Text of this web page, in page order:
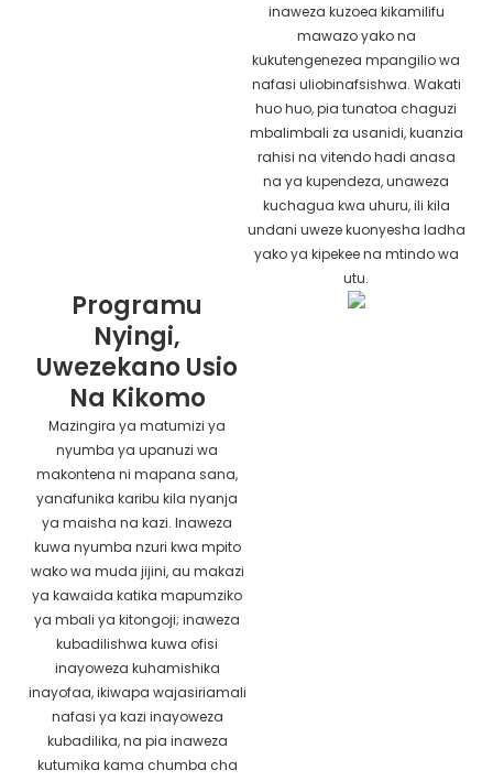
inaweza kuzoea kikamilifu
mawazo yako na
kukutengenezea mpangilio wa
nafasi uliobinafsishwa. Wakati
huo huo, pia tunatoa chaguzi
mbalimbali za usanidi, kuanzia
rahisi na vitendo hadi anasa
na ya kupendeza, unaweza
kuchagua kwa uhuru, ili kila
undani uweze kuonyesha ladha
yako ya kipekee na mtindo wa
utu.
Programu
Nyingi,
Uwezekano Usio
Na Kikomo
Mazingira ya matumizi ya
nyumba ya upanuzi wa
makontena ni mapana sana,
yanafunika karibu kila nyanja
ya maisha na kazi. Inaweza
kuwa nyumba nzuri kwa mpito
wako wa muda jijini, au makazi
ya kawaida katika mapumziko
ya mbali ya kitongoji; inaweza
kubadilishwa kuwa ofisi
inayoweza kuhamishika
inayofaa, ikiwapa wajasiriamali
nafasi ya kazi inayoweza
kubadilika, na pia inaweza
kutumika kama chumba cha